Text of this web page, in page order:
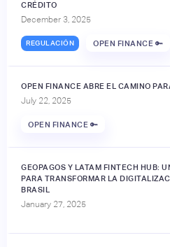
CRÉDITO
December 3, 2025
REGULACIÓN OPEN FINANCE 🔑
OPEN FINANCE ABRE EL CAMINO
July 22, 2025
OPEN FINANCE 🔑
GEOPAGOS Y LATAM FINTECH HUB:
PARA TRANSFORMAR LA
BRASIL
January 27, 2025